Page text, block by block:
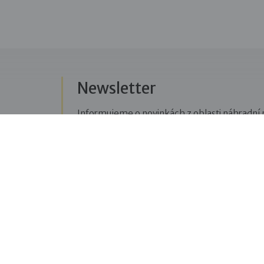
Newsletter
Informujeme o novinkách z oblasti náhradní